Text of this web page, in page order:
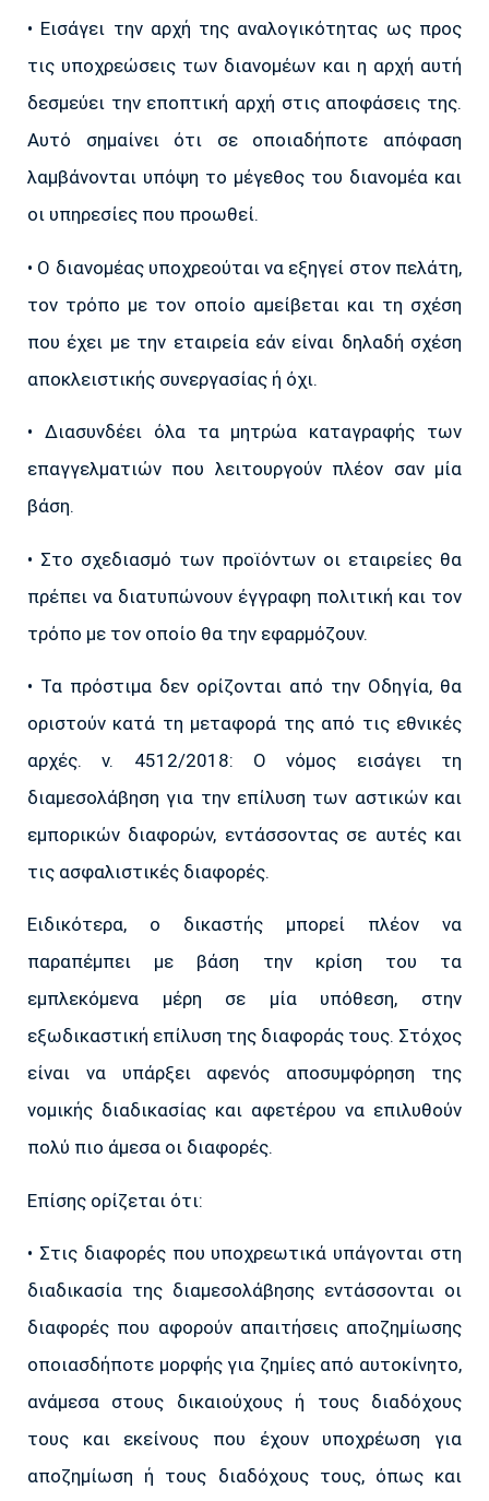
• Εισάγει την αρχή της αναλογικότητας ως προς
τις υποχρεώσεις των διανομέων και η αρχή αυτή
δεσμεύει την εποπτική αρχή στις αποφάσεις της.
Αυτό σημαίνει ότι σε οποιαδήποτε απόφαση
λαμβάνονται υπόψη το μέγεθος του διανομέα και
οι υπηρεσίες που προωθεί.
• Ο διανομέας υποχρεούται να εξηγεί στον πελάτη,
τον τρόπο με τον οποίο αμείβεται και τη σχέση
που έχει με την εταιρεία εάν είναι δηλαδή σχέση
αποκλειστικής συνεργασίας ή όχι.
• Διασυνδέει όλα τα μητρώα καταγραφής των
επαγγελματιών που λειτουργούν πλέον σαν μία
βάση.
• Στο σχεδιασμό των προϊόντων οι εταιρείες θα
πρέπει να διατυπώνουν έγγραφη πολιτική και τον
τρόπο με τον οποίο θα την εφαρμόζουν.
• Τα πρόστιμα δεν ορίζονται από την Οδηγία, θα
οριστούν κατά τη μεταφορά της από τις εθνικές
αρχές. ν. 4512/2018: Ο νόμος εισάγει τη
διαμεσολάβηση για την επίλυση των αστικών και
εμπορικών διαφορών, εντάσσοντας σε αυτές και
τις ασφαλιστικές διαφορές.
Ειδικότερα, ο δικαστής μπορεί πλέον να
παραπέμπει με βάση την κρίση του τα
εμπλεκόμενα μέρη σε μία υπόθεση, στην
εξωδικαστική επίλυση της διαφοράς τους. Στόχος
είναι να υπάρξει αφενός αποσυμφόρηση της
νομικής διαδικασίας και αφετέρου να επιλυθούν
πολύ πιο άμεσα οι διαφορές.
Επίσης ορίζεται ότι:
• Στις διαφορές που υποχρεωτικά υπάγονται στη
διαδικασία της διαμεσολάβησης εντάσσονται οι
διαφορές που αφορούν απαιτήσεις αποζημίωσης
οποιασδήποτε μορφής για ζημίες από αυτοκίνητο,
ανάμεσα στους δικαιούχους ή τους διαδόχους
τους και εκείνους που έχουν υποχρέωση για
αποζημίωση ή τους διαδόχους τους, όπως και